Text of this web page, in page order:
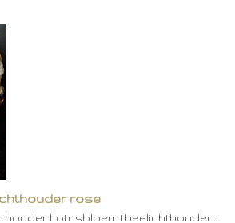
rose
Lotusbloem theelichthouder…